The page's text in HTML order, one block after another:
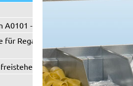
- A0102
Regaltyp